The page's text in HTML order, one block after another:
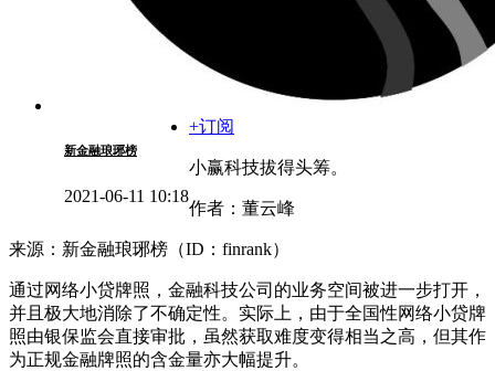
新金融琅琊榜
2021-06-11 10:18
+订阅
小赢科技拔得头筹。
作者：董云峰
来源：新金融琅琊榜（ID：finrank）
通过网络小贷牌照，金融科技公司的业务空间被进一步打开，
并且极大地消除了不确定性。实际上，由于全国性网络小贷牌
照由银保监会直接审批，虽然获取难度变得相当之高，但其作
为正规金融牌照的含金量亦大幅提升。